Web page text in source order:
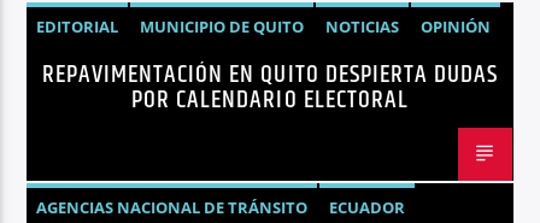
EDITORIAL MUNICIPIO DE QUITO NOTICIAS
OPINIÓN
QUITO
REPAVIMENTACIÓN
REPAVIMENTACIÓN EN QUITO DESPIERTA DUDAS
POR CALENDARIO ELECTORAL
AGENCIAS NACIONAL DE TRÁNSITO
ECUADOR